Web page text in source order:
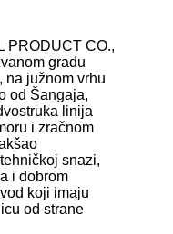
PRODUCT CO.,
gradu
na južnom vrhu
od Šangaja,
linija
i zračnom
snazi,
i dobrom
koji imaju
od strane